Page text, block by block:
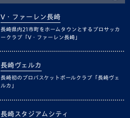
V・ファーレン長崎
長崎県内21市町をホームタウンとするプロサッカ
ークラブ「V・ファーレン長崎」
長崎ヴェルカ
長崎初のプロバスケットボールクラブ「長崎ヴェ
ルカ」
長崎スタジアムシティ